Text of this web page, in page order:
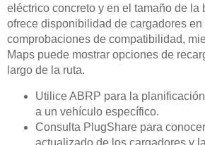
eléctrico concreto y en el tamaño de la
ofrece disponibilidad de cargadores en
comprobaciones de compatibilidad,
Maps puede mostrar opciones de
largo de la ruta.
Utilice ABRP para la
a un vehículo específico.
Consulta PlugShare para
actualizado de los cargadores y